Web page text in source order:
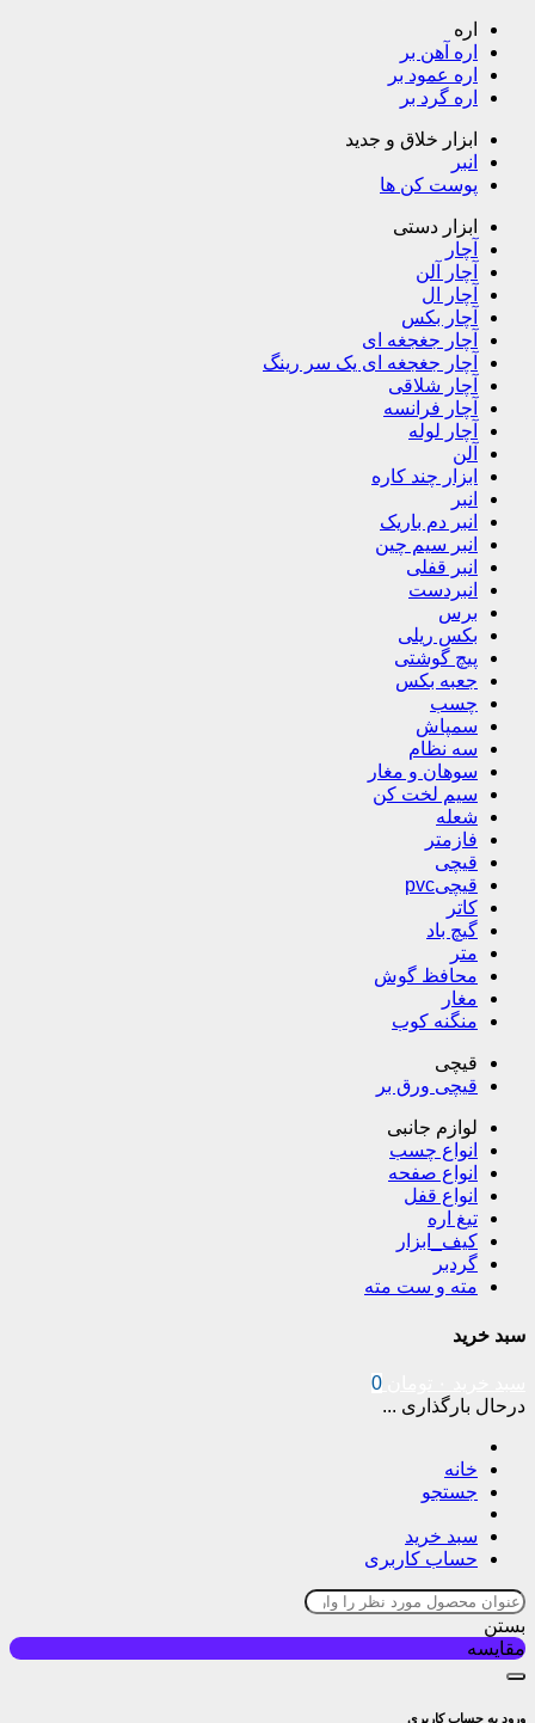
اره
اره آهن بر
اره عمود بر
اره گرد بر
ابزار خلاق و جدید
انبر
پوست کن ها
ابزار دستی
آچار
آچار آلن
آچار ال
آچار بکس
آچار جغجغه ای
آچار جغجغه ای یک سر رینگ
آچار شلاقی
آچار فرانسه
آچار لوله
آلن
ابزار چند کاره
انبر
انبر دم باریک
انبر سیم چین
انبر قفلی
انبردست
برس
بکس ریلی
پیچ گوشتی
جعبه بکس
چسب
سمپاش
سه نظام
سوهان و مغار
سیم لخت کن
شعله
فازمتر
قیچی
قیچیpvc
کاتر
گیچ باد
متر
محافظ گوش
مغار
منگنه کوب
قیچی
قیچی ورق بر
لوازم جانبی
انواع چسب
انواع صفحه
انواع قفل
تیغ اره
کیف_ابزار
گردبر
مته و ست مته
سبد خرید
0
درحال بارگذاری ...
خانه
جستجو
سبد خرید
حساب کاربری
بستن
مقایسه
ورود به حساب کاربری